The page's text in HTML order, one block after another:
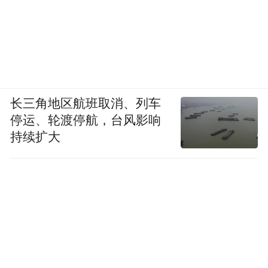
长三角地区航班取消、列车
停运、轮渡停航，台风影响
持续扩大